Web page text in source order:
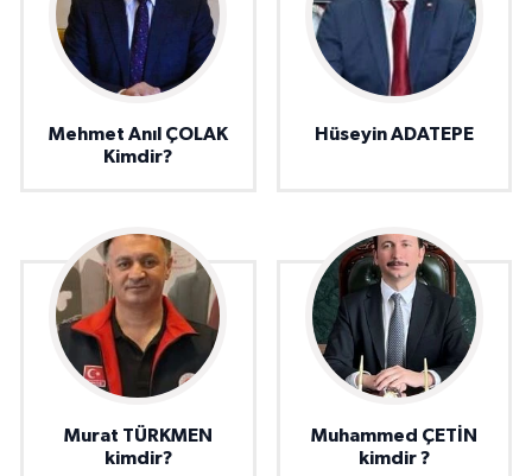
Mehmet Anıl ÇOLAK
Kimdir?
Hüseyin ADATEPE
Murat TÜRKMEN
kimdir?
Muhammed ÇETİN
kimdir ?